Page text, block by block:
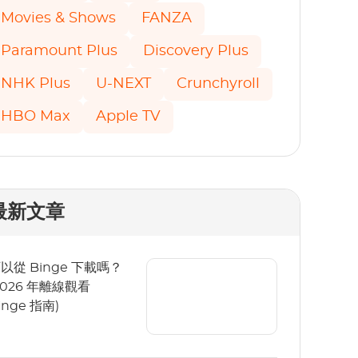
Movies & Shows FANZA
Paramount Plus Discovery Plus
NHK Plus U-NEXT Crunchyroll
HBO Max Apple TV
新文章
以從 Binge 下載嗎？
年離線觀看
指南)